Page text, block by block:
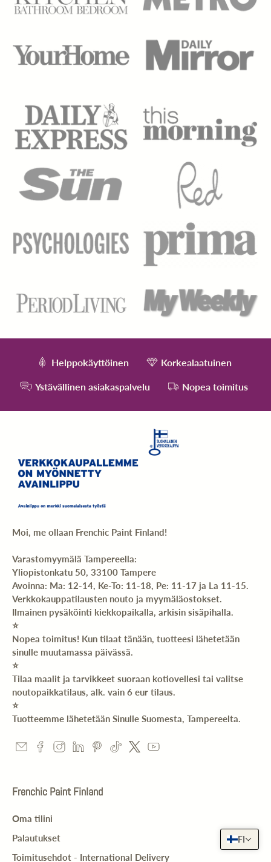
Helppokäyttöinen Korkealaatuinen
Ystävällinen asiakaspalvelu Nopea toimitus
Moi, me ollaan Frenchic Paint Finland!
Varastomyymälä Tampereella:
Yliopistonkatu 50, 33100 Tampere
Avoinna: Ma: 12-14, Ke-To: 11-18, Pe: 11-17 ja La 11-15.
Verkkokauppatilausten nouto ja myymäläostokset.
Ilmainen pysäköinti kiekkopaikalla, arkisin sisäpihalla.
⭐️
Nopea toimitus! Kun tilaat tänään, tuotteesi lähetetään
sinulle muutamassa päivässä.
⭐️
Tilaa maalit ja tarvikkeet suoraan kotiovellesi tai valitse
noutopaikkatilaus, alk. vain 6 eur tilaus.
⭐️
Tuotteemme lähetetään Sinulle Suomesta, Tampereelta.
Frenchic Paint Finland
Oma tilini
Palautukset
Toimitusehdot - International Delivery
FI